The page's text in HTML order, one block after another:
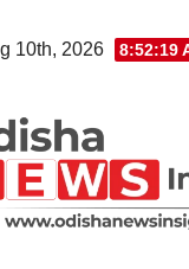
10th, 2026 8:52:20